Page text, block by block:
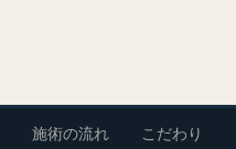
施術の流れ こだわり